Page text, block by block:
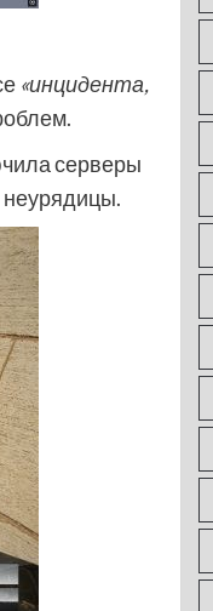
«инцидента,
серверы
неурядицы.